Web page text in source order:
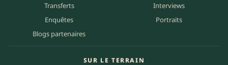
Transferts
Interviews
Enquêtes
Portraits
Blogs partenaires
SUR LE TERRAIN